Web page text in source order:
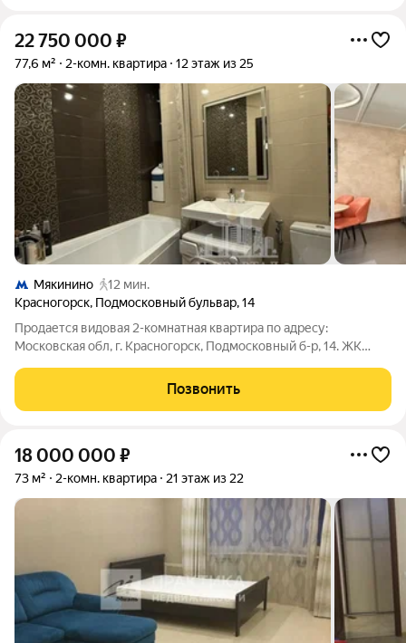
22 750 000 ₽
77,6 м² 2-комн. квартира 12 этаж из 25
Мякинино
12 мин.
Красногорск, Подмосковный бульвар,14
Продается видовая 2-комнатная квартира по адресу:
Московская обл, г. Красногорск, Подмосковный б-р, 14. ЖК
квартира в престижном ЖК "Павшинская пойма" ждет своих
новых владельцев! Расположенная на
Позвонить
18 000 000 ₽
73 м² 2-комн. квартира 21 этаж из 22